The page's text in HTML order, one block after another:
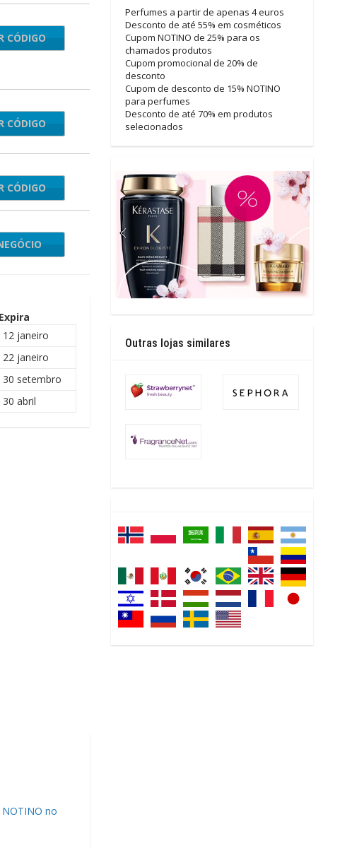
home
CÓDIGO
otino10
CÓDIGO
SET
CÓDIGO
Expira
12 janeiro
22 janeiro
30 setembro
30 abril
no
Perfumes a partir de apenas 4 euros
Desconto de até 55% em cosméticos
Cupom NOTINO de 25% para os
chamados produtos
Cupom promocional de 20% de
desconto
Cupom de desconto de 15% NOTINO
para perfumes
Desconto de até 70% em produtos
selecionados
Outras lojas similares